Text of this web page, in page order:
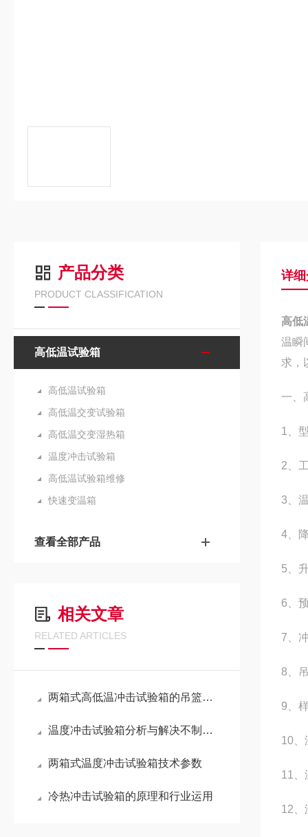
产品分类
PRODUCT CLASSIFICATION
高低温试验箱
高低温试验箱
高低温交变试验箱
高低温交变湿热箱
温度冲击试验箱
高低温试验箱维修
快速变温箱
查看全部产品
相关文章
RELATED ARTICLES
两箱式高低温冲击试验箱的吊篮结构
温度冲击试验箱分析与解决不制冷问题的讨论
两箱式温度冲击试验箱技术参数
冷热冲击试验箱的原理和行业运用
详
高低
温瞬
求，
一、
1 、
2 、
3 、
4 、
5 、
6 、
7 、
8 、
9 、
10
11
12